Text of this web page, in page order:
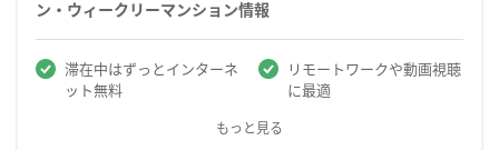
ン・ウィークリーマンション情報
滞在中はずっとインターネ
ット無料
リモートワークや動画視聴
に最適
もっと見る